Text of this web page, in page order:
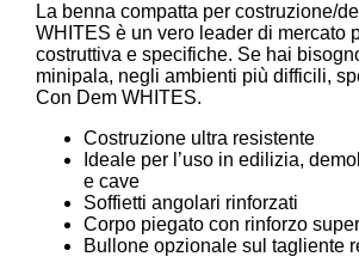
La benna compatta per costruzione/
WHITES è un vero leader di mercato
costruttiva e specifiche. Se hai
minipala, negli ambienti più difficili,
Con Dem WHITES.
Costruzione ultra resistente
Ideale per l’uso in edilizia,
e cave
Soffietti angolari rinforzati
Corpo piegato con rinforzo
Bullone opzionale sul tagliente